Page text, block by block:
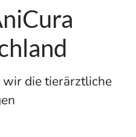
wir die tierärztliche